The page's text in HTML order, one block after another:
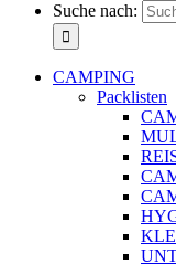
Suche nach:
CAMPING
Packlisten